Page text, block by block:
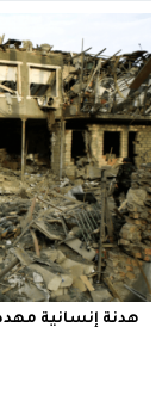
هدنة إنسانية